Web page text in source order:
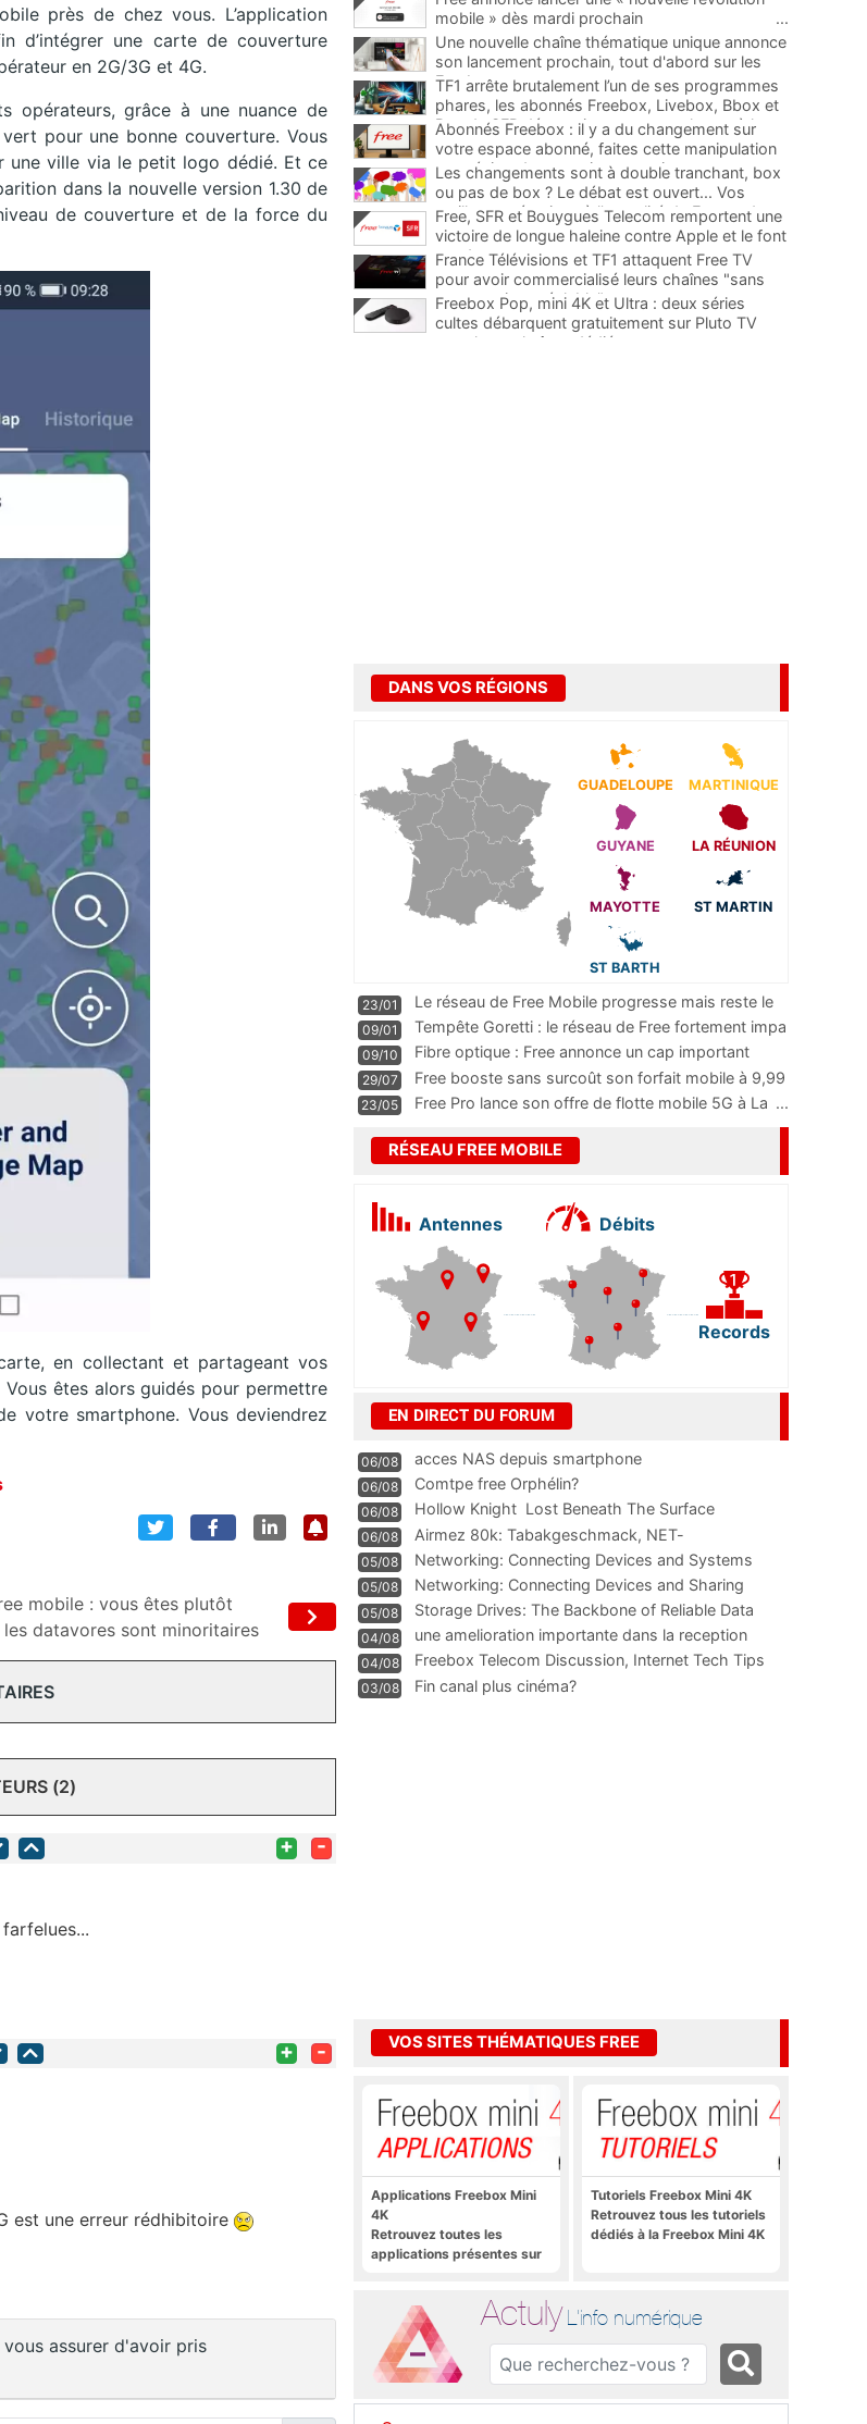
près de chez vous. L’application
d’intégrer une carte de couverture
en 2G/3G et 4G.
opérateurs, grâce à une nuance de
pour une bonne couverture. Vous
une ville via le petit logo dédié. Et ce
dans la nouvelle version 1.30 de
de couverture et de la force du
en collectant et partageant vos
êtes alors guidés pour permettre
votre smartphone. Vous deviendrez
mobile : vous êtes plutôt
les datavores sont minoritaires
(2)
+ -
+ -
est une erreur rédhibitoire
assurer d'avoir pris
mobile » dès mardi prochain
...
Une nouvelle chaîne thématique unique annonce
son lancement prochain, tout d'abord sur les
Freebox
...
TF1 arrête brutalement l’un de ses programmes
phares, les abonnés Freebox, Livebox, Bbox et
Box de SFR découvriront son remplaçant à la
rentrée
...
Abonnés Freebox : il y a du changement sur
votre espace abonné, faites cette manipulation
pour éviter de mauvaises surprises
...
Les changements sont à double tranchant, box
ou pas de box ? Le débat est ouvert... Vos
meilleures réactions à l'actualité de Free et des
télécoms
...
Free, SFR et Bouygues Telecom remportent une
victoire de longue haleine contre Apple et le font
condamner
France Télévisions et TF1 attaquent Free TV
pour avoir commercialisé leurs chaînes "sans
concertation préalable"
Freebox Pop, mini 4K et Ultra : deux séries
cultes débarquent gratuitement sur Pluto TV
avec leurs chaînes dédiées
DANS VOS RÉGIONS
GUADELOUPE MARTINIQUE
GUYANE LA RÉUNION
MAYOTTE ST MARTIN
ST BARTH
23/01
Le réseau de Free Mobile progresse mais reste le
m
...
09/01
Tempête Goretti : le réseau de Free fortement impa
09/10
Fibre optique : Free annonce un cap important
pass
...
29/07
Free booste sans surcoût son forfait mobile à 9,99
23/05 Free Pro lance son offre de flotte mobile 5G à La ...
RÉSEAU FREE MOBILE
Antennes Débits
Records
EN DIRECT DU FORUM
06/08 acces NAS depuis smartphone
06/08 Comtpe free Orphélin?
06/08 Hollow Knight  Lost Beneath The Surface
06/08
Airmez 80k: Tabakgeschmack, NET-
Technologie und Leistung im
05/08 Networking: Connecting Devices and Systems
05/08
Networking: Connecting Devices and Sharing
Information
05/08
Storage Drives: The Backbone of Reliable Data
Management
04/08
une amelioration importante dans la reception
WIFI
04/08
Freebox Telecom Discussion, Internet Tech Tips
Communi
03/08 Fin canal plus cinéma?
VOS SITES THÉMATIQUES FREE
Applications Freebox Mini
4K
Retrouvez toutes les
applications présentes sur
Tutoriels Freebox Mini 4K
Retrouvez tous les tutoriels
dédiés à la Freebox Mini 4K
Actuly L'info numérique